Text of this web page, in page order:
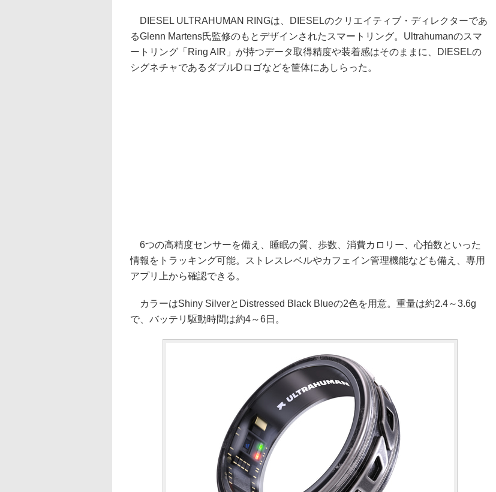
DIESEL ULTRAHUMAN RINGは、DIESELのクリエイティブ・ディレクターであ
るGlenn Martens氏監修のもとデザインされたスマートリング。Ultrahumanのスマ
ートリング「Ring AIR」が持つデータ取得精度や装着感はそのままに、DIESELの
シグネチャであるダブルDロゴなどを筐体にあしらった。
6つの高精度センサーを備え、睡眠の質、歩数、消費カロリー、心拍数といった
情報をトラッキング可能。ストレスレベルやカフェイン管理機能なども備え、専用
アプリ上から確認できる。
カラーはShiny SilverとDistressed Black Blueの2色を用意。重量は約2.4～3.6g
で、バッテリ駆動時間は約4～6日。